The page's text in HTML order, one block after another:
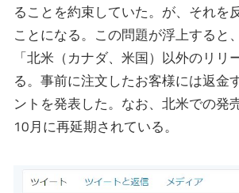
ることを約束していた。が、それを
ことになる。この問題が浮上すると
「北米（カナダ、米国）以外のリリ
る。事前に注文したお客様には返金
ントを発表した。なお、北米での発
10月に再延期されている。